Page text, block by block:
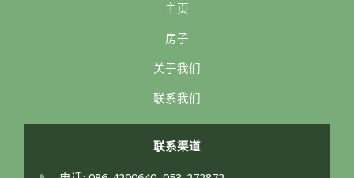
主页
房子
关于我们
联系我们
联系渠道